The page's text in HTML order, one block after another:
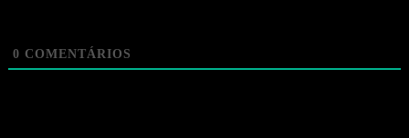
0 COMENTÁRIOS